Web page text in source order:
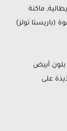
ماكنة
تولز)
أبيض
على